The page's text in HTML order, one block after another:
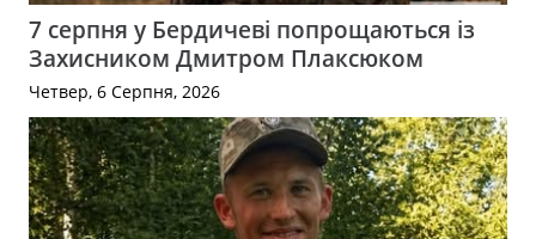
7 серпня у Бердичеві попрощаються із
Захисником Дмитром Плаксюком
Четвер, 6 Серпня, 2026